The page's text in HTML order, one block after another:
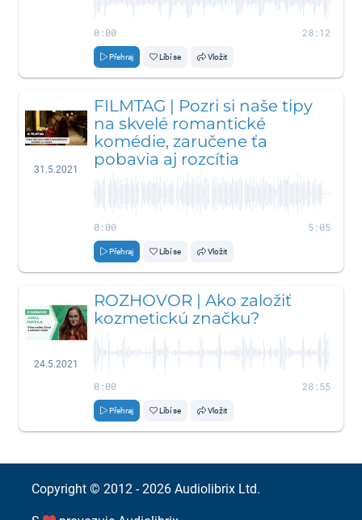
0:00 28:12
Přehraj Líbí se Vložit
31.5.2021
FILMTAG | Pozri si naše tipy
na skvelé romantické
komédie, zaručene ťa
pobavia aj rozcítia
0:00 5:05
Přehraj Líbí se Vložit
24.5.2021
ROZHOVOR | Ako založiť
kozmetickú značku?
0:00 28:55
Přehraj Líbí se Vložit
Copyright © 2012 - 2026 Audiolibrix Ltd.